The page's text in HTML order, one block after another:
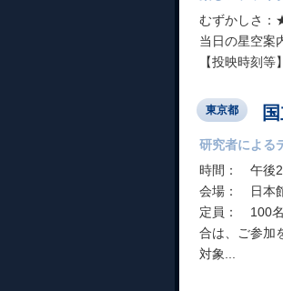
むずかしさ
当日の星空案
【投映時刻
東京都
研究者による
時間： 午後2
会場： 日本
定員： 100名
合は、ご参加
対象...